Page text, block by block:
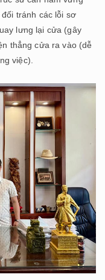
đối tránh các lỗi sơ
lưng lại cửa (gây
thẳng cửa ra vào (dễ
việc).